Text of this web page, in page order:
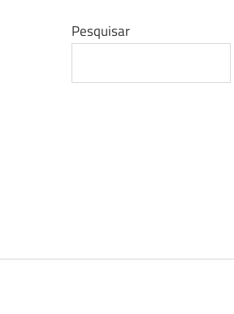
Pesquisar